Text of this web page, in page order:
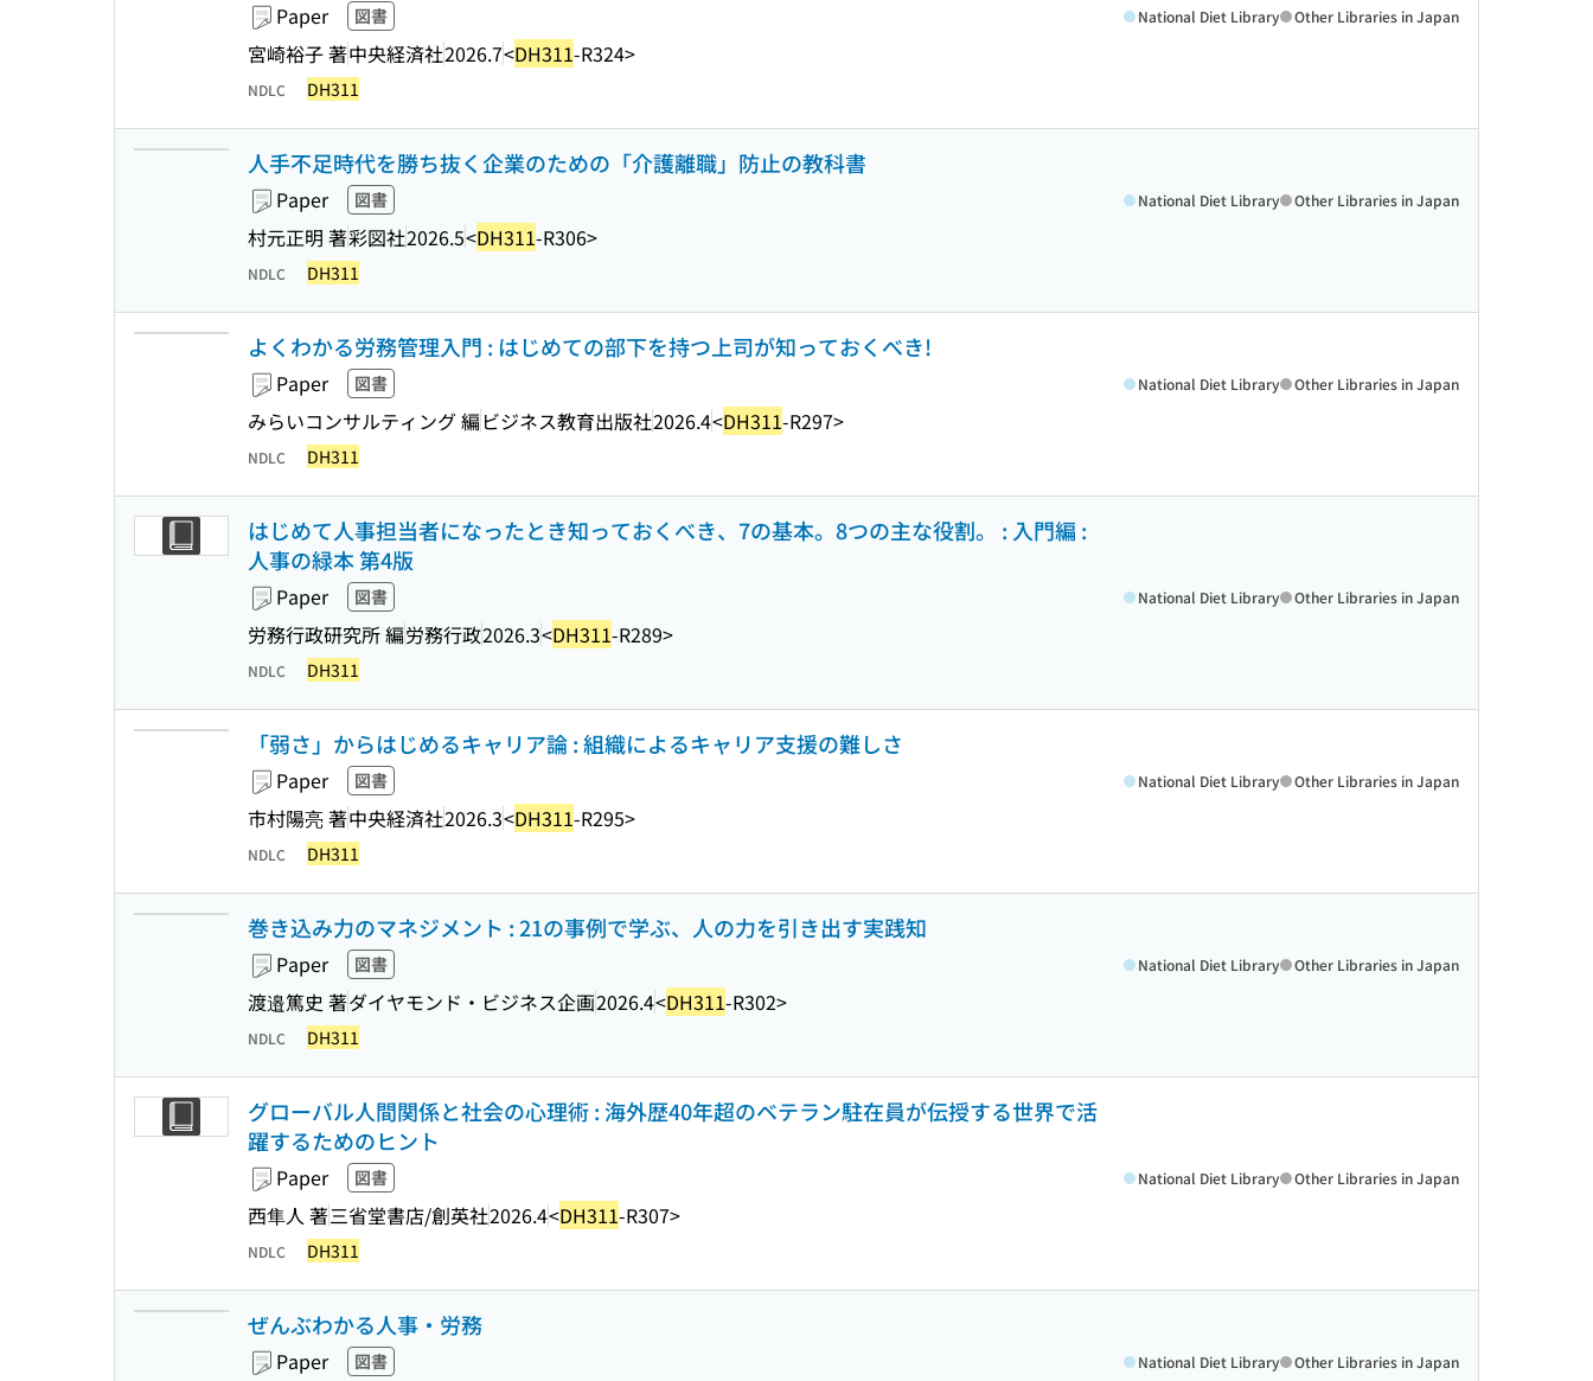
Paper 図書
宮崎裕子 著中央経済社2026.7<DH311-R324>
National Diet Library Other Libraries in Japan
NDLC DH311
人手不足時代を勝ち抜く企業のための「介護離職」防止の教科書
Paper 図書
村元正明 著彩図社2026.5<DH311-R306>
National Diet Library Other Libraries in Japan
NDLC DH311
よくわかる労務管理入門 : はじめての部下を持つ上司が知っておくべき!
Paper 図書
みらいコンサルティング 編 ビジネス教育出版社2026.4<DH311-R297>
National Diet Library Other Libraries in Japan
NDLC DH311
はじめて人事担当者になったとき知っておくべき、7の基本。8つの主な役割。 : 入門編 :
人事の緑本 第4版
Paper 図書
労務行政研究所 編労務行政2026.3<DH311-R289>
National Diet Library Other Libraries in Japan
NDLC DH311
「弱さ」からはじめるキャリア論 : 組織によるキャリア支援の難しさ
Paper 図書
市村陽亮 著中央経済社2026.3<DH311-R295>
National Diet Library Other Libraries in Japan
NDLC DH311
巻き込み力のマネジメント : 21の事例で学ぶ、人の力を引き出す実践知
Paper 図書
渡邉篤史 著ダイヤモンド・ビジネス企画2026.4<DH311-R302>
National Diet Library Other Libraries in Japan
NDLC DH311
グローバル人間関係と社会の心理術 : 海外歴40年超のベテラン駐在員が伝授する世界で活
躍するためのヒント
Paper 図書
西隼人 著三省堂書店/創英社2026.4<DH311-R307>
National Diet Library Other Libraries in Japan
NDLC DH311
ぜんぶわかる人事・労務
Paper 図書 National Diet Library Other Libraries in Japan